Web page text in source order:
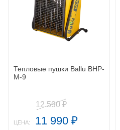
Тепловые пушки Ballu BHP-
M-9
12 590 ₽
ЦЕНА: 11 990 ₽